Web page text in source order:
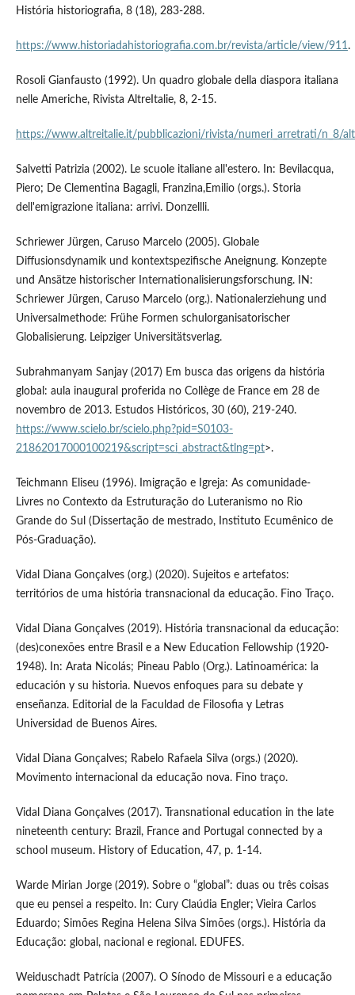
História historiografia, 8 (18), 283-288.
https://www.historiadahistoriografia.com.br/revista/article/view/911.
Rosoli Gianfausto (1992). Un quadro globale della diaspora italiana
nelle Americhe, Rivista AltreItalie, 8, 2-15.
https://www.altreitalie.it/pubblicazioni/rivista/numeri_arretrati/n_8/
Salvetti Patrizia (2002). Le scuole italiane all'estero. In: Bevilacqua,
Piero; De Clementina Bagagli, Franzina,Emilio (orgs.). Storia
dell'emigrazione italiana: arrivi. Donzellli.
Schriewer Jürgen, Caruso Marcelo (2005). Globale
Diffusionsdynamik und kontextspezifische Aneignung. Konzepte
und Ansätze historischer Internationalisierungsforschung. IN:
Schriewer Jürgen, Caruso Marcelo (org.). Nationalerziehung und
Universalmethode: Frühe Formen schulorganisatorischer
Globalisierung. Leipziger Universitätsverlag.
Subrahmanyam Sanjay (2017) Em busca das origens da história
global: aula inaugural proferida no Collège de France em 28 de
novembro de 2013. Estudos Históricos, 30 (60), 219-240.
https://www.scielo.br/scielo.php?pid=S0103-
21862017000100219&script=sci_abstract&tlng=pt>.
Teichmann Eliseu (1996). Imigração e Igreja: As comunidade-
Livres no Contexto da Estruturação do Luteranismo no Rio
Grande do Sul (Dissertação de mestrado, Instituto Ecumênico de
Pós-Graduação).
Vidal Diana Gonçalves (org.) (2020). Sujeitos e artefatos:
territórios de uma história transnacional da educação. Fino Traço.
Vidal Diana Gonçalves (2019). História transnacional da educação:
(des)conexões entre Brasil e a New Education Fellowship (1920-
1948). In: Arata Nicolás; Pineau Pablo (Org.). Latinoamérica: la
educación y su historia. Nuevos enfoques para su debate y
enseñanza. Editorial de la Faculdad de Filosofia y Letras
Universidad de Buenos Aires.
Vidal Diana Gonçalves; Rabelo Rafaela Silva (orgs.) (2020).
Movimento internacional da educação nova. Fino traço.
Vidal Diana Gonçalves (2017). Transnational education in the late
nineteenth century: Brazil, France and Portugal connected by a
school museum. History of Education, 47, p. 1-14.
Warde Mirian Jorge (2019). Sobre o “global”: duas ou três coisas
que eu pensei a respeito. In: Cury Claúdia Engler; Vieira Carlos
Eduardo; Simões Regina Helena Silva Simões (orgs.). História da
Educação: global, nacional e regional. EDUFES.
Weiduschadt Patrícia (2007). O Sínodo de Missouri e a educação